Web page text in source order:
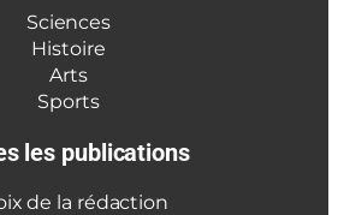
Sciences
Histoire
Arts
Sports
les publications
de la rédaction